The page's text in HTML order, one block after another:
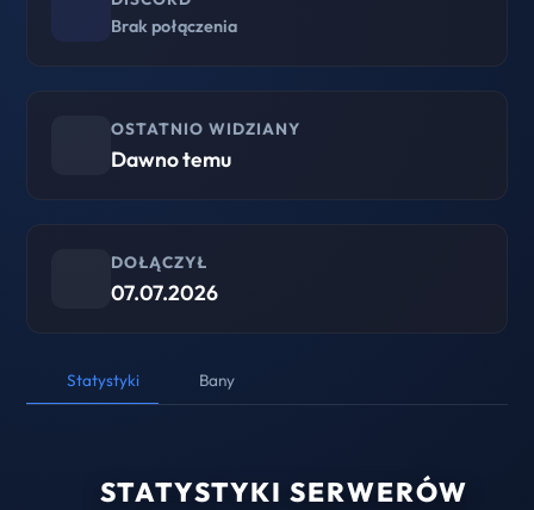
Brak połączenia
OSTATNIO WIDZIANY
Dawno temu
DOŁĄCZYŁ
07.07.2026
Statystyki Bany
STATYSTYKI SERWERÓW